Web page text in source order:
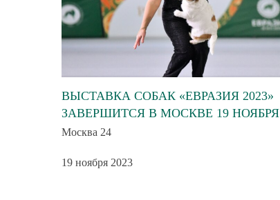
ВЫСТАВКА СОБАК «ЕВРАЗИЯ 2023»
ЗАВЕРШИТСЯ В МОСКВЕ 19 НОЯБРЯ
Москва 24
19 ноября 2023